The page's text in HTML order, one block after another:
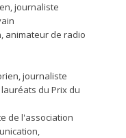
journaliste
animateur de radio
journaliste
du Prix du
de l'association